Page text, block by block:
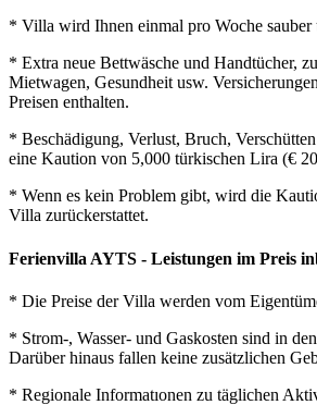
* Villa wird Ihnen einmal pro Woche sauber
* Extra neue Bettwäsche und Handtücher,
Mietwagen, Gesundheit usw.
Preisen enthalten.
* Beschädigung, Verlust, Bruch,
eine Kaution von 5,000 türkischen Lira (€
* Wenn es kein Problem gibt, wird die
Villa zurückerstattet.
Ferienvilla AYTS - Leistungen im Preis
* Die Preise der Villa werden vom
* Strom-, Wasser- und Gaskosten sind in
Darüber hinaus fallen keine zusätzlichen
* Regionale Informatıonen zu täglichen